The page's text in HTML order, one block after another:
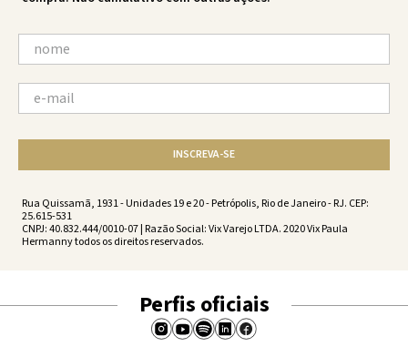
INSCREVA-SE
Rua Quissamã, 1931 - Unidades 19 e 20 - Petrópolis, Rio de Janeiro - RJ. CEP:
25.615-531
CNPJ: 40.832.444/0010-07 | Razão Social: Vix Varejo LTDA. 2020 Vix Paula
Hermanny todos os direitos reservados.
Perfis oficiais